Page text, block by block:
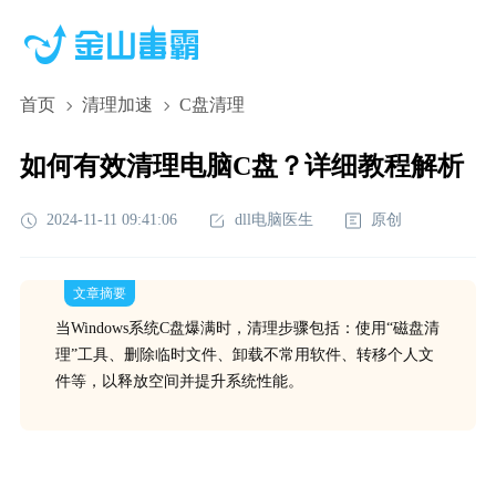
首页 清理加速 C盘清理
如何有效清理电脑C盘？详细教程解析
2024-11-11 09:41:06 dll电脑医生 原创
文章摘要
当Windows系统C盘爆满时，清理步骤包括：使用“磁盘清
理”工具、删除临时文件、卸载不常用软件、转移个人文
件等，以释放空间并提升系统性能。